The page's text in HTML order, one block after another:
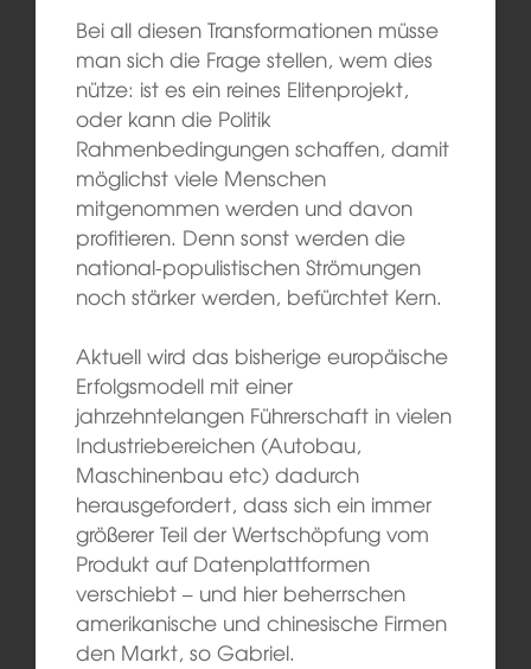
Bei all diesen Transformationen müsse
man sich die Frage stellen, wem dies
nütze: ist es ein reines Elitenprojekt,
oder kann die Politik
Rahmenbedingungen schaffen, damit
möglichst viele Menschen
mitgenommen werden und davon
profitieren. Denn sonst werden die
national-populistischen Strömungen
noch stärker werden, befürchtet Kern.
Aktuell wird das bisherige europäische
Erfolgsmodell mit einer
jahrzehntelangen Führerschaft in vielen
Industriebereichen (Autobau,
Maschinenbau etc) dadurch
herausgefordert, dass sich ein immer
größerer Teil der Wertschöpfung vom
Produkt auf Datenplattformen
verschiebt – und hier beherrschen
amerikanische und chinesische Firmen
den Markt, so Gabriel.